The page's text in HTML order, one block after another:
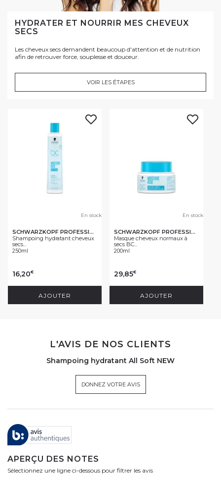
HYDRATER ET NOURRIR MES CHEVEUX
SECS
Les cheveux secs demandent beaucoup d'attention et de nutrition
afin de retrouver force, souplesse et douceur.
VOIR LES ÉTAPES
En stock
SCHWARZKOPF PROFESSIONAL
Shampoing hydratant cheveux
secs...
250ml
16,20€
AJOUTER
En stock
SCHWARZKOPF PROFESSIONAL
Masque cheveux normaux à
secs BC...
200ml
29,85€
AJOUTER
L'AVIS DE NOS CLIENTS
Shampoing hydratant All Soft NEW
DONNEZ VOTRE AVIS
APERÇU DES NOTES
Sélectionnez une ligne ci-dessous pour filtrer les avis